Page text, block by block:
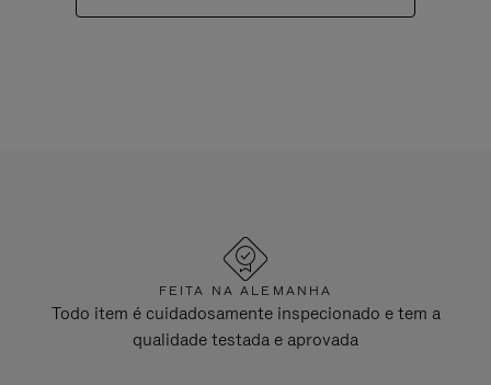
FEITA NA ALEMANHA
Todo item é cuidadosamente inspecionado e tem a
qualidade testada e aprovada